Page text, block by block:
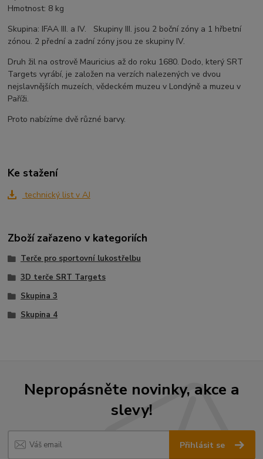
Hmotnost: 8 kg
Skupina: IFAA III. a IV. Skupiny III. jsou 2 boční zóny a 1 hřbetní
zónou. 2 přední a zadní zóny jsou ze skupiny IV.
Druh žil na ostrově Mauricius až do roku 1680. Dodo, který SRT
Targets vyrábí, je založen na verzích nalezených ve dvou
nejslavnějších muzeích, vědeckém muzeu v Londýně a muzeu v
Paříži.
Proto nabízíme dvě různé barvy.
Ke stažení
technický list v AJ
Zboží zařazeno v kategoriích
Terče pro sportovní lukostřelbu
3D terče SRT Targets
Skupina 3
Skupina 4
Nepropásněte novinky, akce a
slevy!
Přihlásit se